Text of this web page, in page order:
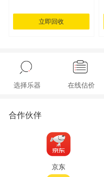
立即回收
选择乐器 在线估价
合作伙伴
京东